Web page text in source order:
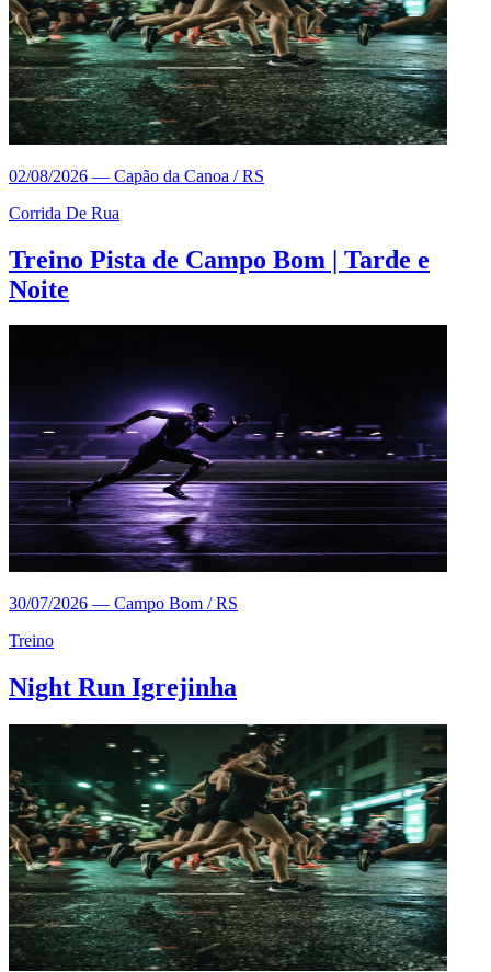
02/08/2026 — Capão da Canoa / RS
Corrida De Rua
Treino Pista de Campo Bom | Tarde e
Noite
30/07/2026 — Campo Bom / RS
Treino
Night Run Igrejinha